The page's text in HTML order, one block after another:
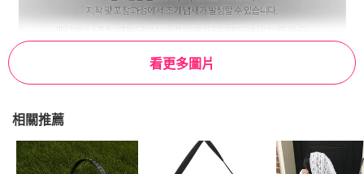
看更多圖片
相關推薦